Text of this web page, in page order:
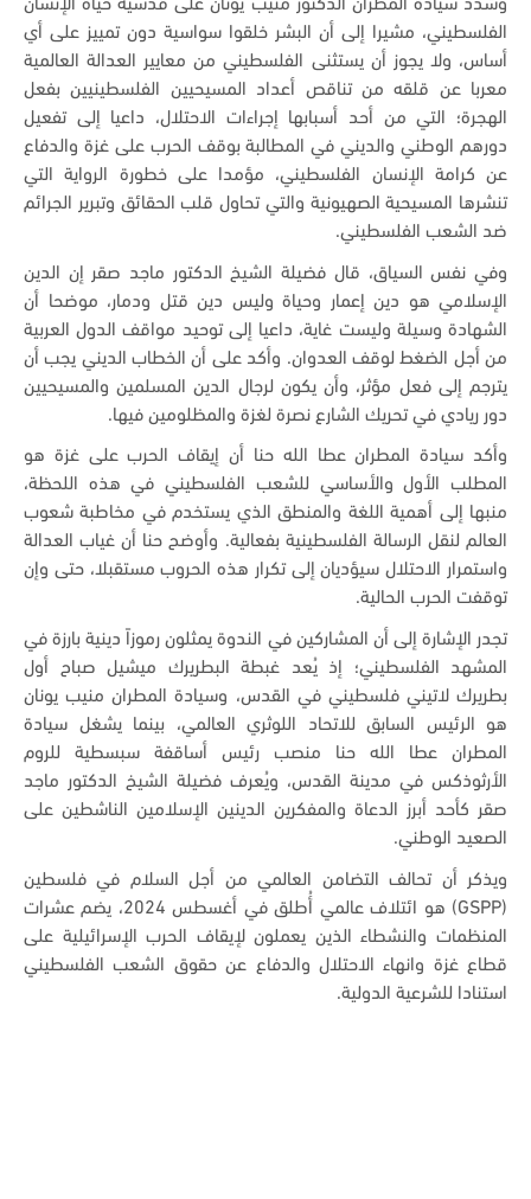
وشدد سيادة المطران الدكتور منيب يونان على قدسية حياة الإنسان
الفلسطيني، مشيرا إلى أن البشر خلقوا سواسية دون تمييز على أي
أساس، ولا يجوز أن يستثنى الفلسطيني من معايير العدالة العالمية
معربا عن قلقه من تناقص أعداد المسيحيين الفلسطينيين بفعل
الهجرة؛ التي من أحد أسبابها إجراءات الاحتلال، داعيا إلى تفعيل
دورهم الوطني والديني في المطالبة بوقف الحرب على غزة والدفاع
عن كرامة الإنسان الفلسطيني، مؤمدا على خطورة الرواية التي
تنشرها المسيحية الصهيونية والتي تحاول قلب الحقائق وتبرير الجرائم
ضد الشعب الفلسطيني.
وفي نفس السياق، قال فضيلة الشيخ الدكتور ماجد صقر إن الدين
الإسلامي هو دين إعمار وحياة وليس دين قتل ودمار، موضحا أن
الشهادة وسيلة وليست غاية، داعيا إلى توحيد مواقف الدول العربية
من أجل الضغط لوقف العدوان. وأكد على أن الخطاب الديني يجب أن
يترجم إلى فعل مؤثر، وأن يكون لرجال الدين المسلمين والمسيحيين
دور ريادي في تحريك الشارع نصرة لغزة والمظلومين فيها.
وأكد سيادة المطران عطا الله حنا أن إيقاف الحرب على غزة هو
المطلب الأول والأساسي للشعب الفلسطيني في هذه اللحظة،
منبها إلى أهمية اللغة والمنطق الذي يستخدم في مخاطبة شعوب
العالم لنقل الرسالة الفلسطينية بفعالية. وأوضح حنا أن غياب العدالة
واستمرار الاحتلال سيؤديان إلى تكرار هذه الحروب مستقبلا، حتى وإن
توقفت الحرب الحالية.
تجدر الإشارة إلى أن المشاركين في الندوة يمثلون رموزاً دينية بارزة في
المشهد الفلسطيني؛ إذ يُعد غبطة البطريرك ميشيل صباح أول
بطريرك لاتيني فلسطيني في القدس، وسيادة المطران منيب يونان
هو الرئيس السابق للاتحاد اللوثري العالمي، بينما يشغل سيادة
المطران عطا الله حنا منصب رئيس أساقفة سبسطية للروم
الأرثوذكس في مدينة القدس، ويُعرف فضيلة الشيخ الدكتور ماجد
صقر كأحد أبرز الدعاة والمفكرين الدينين الإسلامين الناشطين على
الصعيد الوطني.
ويذكر أن تحالف التضامن العالمي من أجل السلام في فلسطين
(GSPP)
هو ائتلاف عالمي أُطلق في أغسطس 2024، يضم عشرات
المنظمات والنشطاء الذين يعملون لإيقاف الحرب الإسرائيلية على
قطاع غزة وانهاء الاحتلال والدفاع عن حقوق الشعب الفلسطيني
استنادا للشرعية الدولية.